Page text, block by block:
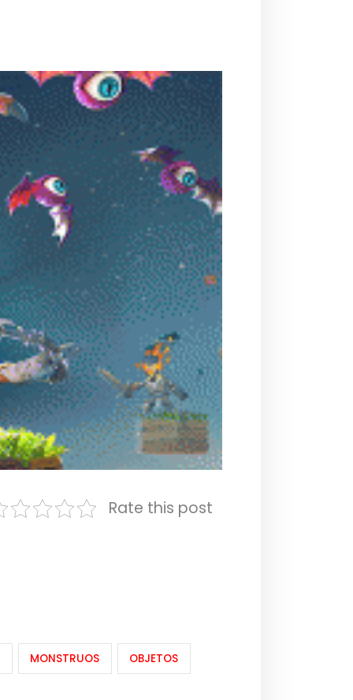
Rate this post
MONSTRUOS OBJETOS